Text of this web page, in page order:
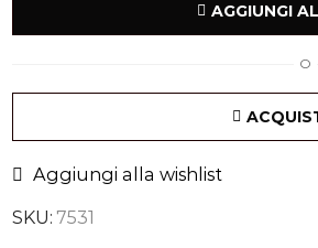
AGGIUNGI
O
Aggiungi alla wishlist
SKU: 7531